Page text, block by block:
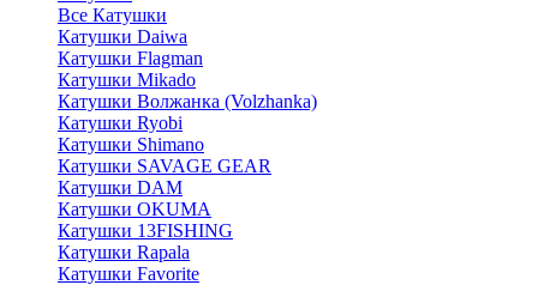
Все Катушки
Катушки Daiwa
Катушки Flagman
Катушки Mikado
Катушки Волжанка (Volzhanka)
Катушки Ryobi
Катушки Shimano
Катушки SAVAGE GEAR
Катушки DAM
Катушки OKUMA
Катушки 13FISHING
Катушки Rapala
Катушки Favorite